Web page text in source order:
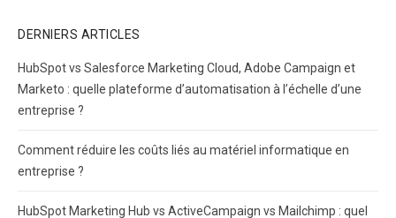
DERNIERS ARTICLES
HubSpot vs Salesforce Marketing Cloud, Adobe Campaign et
Marketo : quelle plateforme d’automatisation à l’échelle d’une
entreprise ?
Comment réduire les coûts liés au matériel informatique en
entreprise ?
HubSpot Marketing Hub vs ActiveCampaign vs Mailchimp : quel